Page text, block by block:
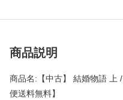
商品説明
商品名:【中古】 結婚物語 上
便送料無料】